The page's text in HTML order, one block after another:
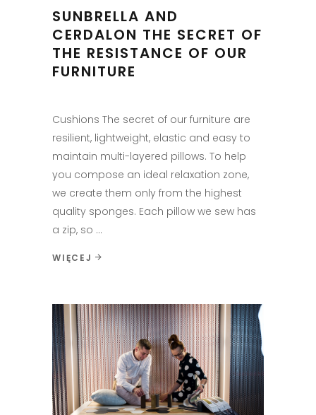
SUNBRELLA AND
CERDALON THE SECRET OF
THE RESISTANCE OF OUR
FURNITURE
Cushions The secret of our furniture are
resilient, lightweight, elastic and easy to
maintain multi-layered pillows. To help
you compose an ideal relaxation zone,
we create them only from the highest
quality sponges. Each pillow we sew has
a zip, so
WIĘCEJ